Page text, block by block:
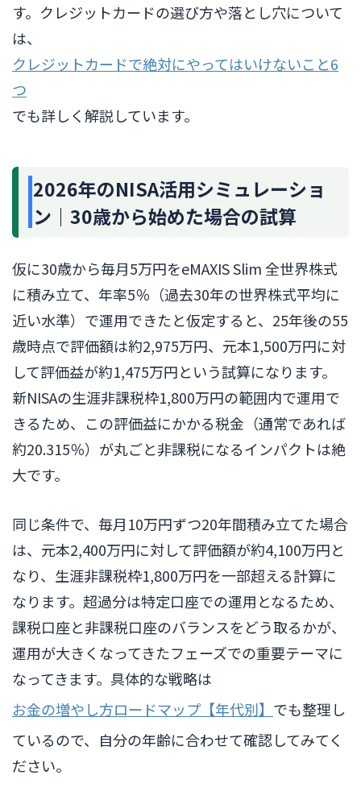
す。クレジットカードの選び方や落とし穴について
は、
クレジットカードで絶対にやってはいけないこと6
つ
でも詳しく解説しています。
2026年のNISA活用シミュレーショ
ン｜30歳から始めた場合の試算
仮に30歳から毎月5万円をeMAXIS Slim 全世界株式
に積み立て、年率5％（過去30年の世界株式平均に
近い水準）で運用できたと仮定すると、25年後の55
歳時点で評価額は約2,975万円、元本1,500万円に対
して評価益が約1,475万円という試算になります。
新NISAの生涯非課税枠1,800万円の範囲内で運用で
きるため、この評価益にかかる税金（通常であれば
約20.315％）が丸ごと非課税になるインパクトは絶
大です。
同じ条件で、毎月10万円ずつ20年間積み立てた場合
は、元本2,400万円に対して評価額が約4,100万円と
なり、生涯非課税枠1,800万円を一部超える計算に
なります。超過分は特定口座での運用となるため、
課税口座と非課税口座のバランスをどう取るかが、
運用が大きくなってきたフェーズでの重要テーマに
なってきます。具体的な戦略は
お金の増やし方ロードマップ【年代別】 でも整理し
ているので、自分の年齢に合わせて確認してみてく
ださい。